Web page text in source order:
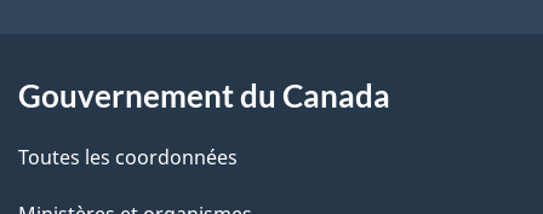
Gouvernement du Canada
Toutes les coordonnées